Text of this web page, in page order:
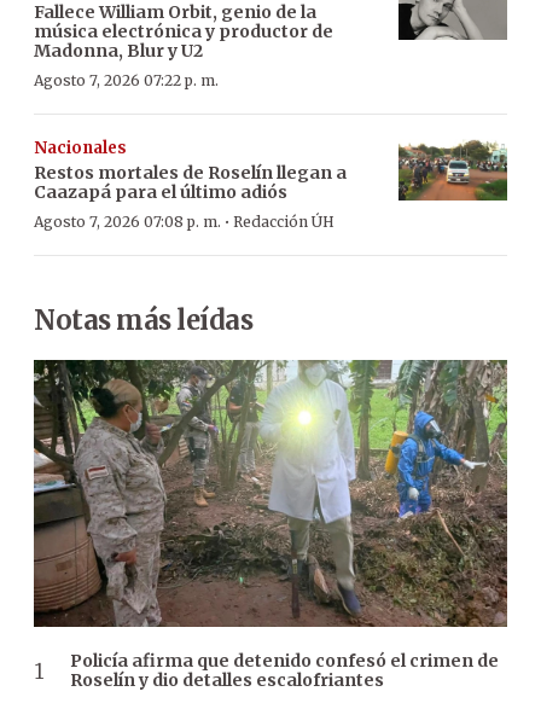
Fallece William Orbit, genio de la
música electrónica y productor de
Madonna, Blur y U2
Agosto 7, 2026 07:22 p. m.
Nacionales
Restos mortales de Roselín llegan a
Caazapá para el último adiós
Agosto 7, 2026 07:08 p. m. · Redacción ÚH
Notas más leídas
Policía afirma que detenido confesó el crimen de
Roselín y dio detalles escalofriantes